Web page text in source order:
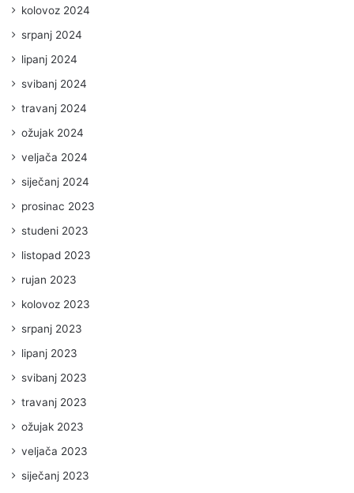
kolovoz 2024
srpanj 2024
lipanj 2024
svibanj 2024
travanj 2024
ožujak 2024
veljača 2024
siječanj 2024
prosinac 2023
studeni 2023
listopad 2023
rujan 2023
kolovoz 2023
srpanj 2023
lipanj 2023
svibanj 2023
travanj 2023
ožujak 2023
veljača 2023
siječanj 2023